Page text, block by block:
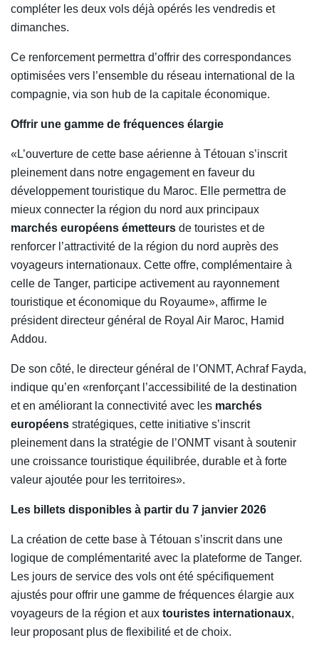
compléter les deux vols déjà opérés les vendredis et
dimanches.
Ce renforcement permettra d’offrir des correspondances
optimisées vers l’ensemble du réseau international de la
compagnie, via son hub de la capitale économique.
Offrir une gamme de fréquences élargie
«L’ouverture de cette base aérienne à Tétouan s’inscrit
pleinement dans notre engagement en faveur du
développement touristique du Maroc. Elle permettra de
mieux connecter la région du nord aux principaux
marchés européens émetteurs de touristes et de
renforcer l’attractivité de la région du nord auprès des
voyageurs internationaux. Cette offre, complémentaire à
celle de Tanger, participe activement au rayonnement
touristique et économique du Royaume», affirme le
président directeur général de Royal Air Maroc, Hamid
Addou.
De son côté, le directeur général de l’ONMT, Achraf Fayda,
indique qu’en «renforçant l’accessibilité de la destination
et en améliorant la connectivité avec les marchés
européens stratégiques, cette initiative s’inscrit
pleinement dans la stratégie de l’ONMT visant à soutenir
une croissance touristique équilibrée, durable et à forte
valeur ajoutée pour les territoires».
Les billets disponibles à partir du 7 janvier 2026
La création de cette base à Tétouan s’inscrit dans une
logique de complémentarité avec la plateforme de Tanger.
Les jours de service des vols ont été spécifiquement
ajustés pour offrir une gamme de fréquences élargie aux
voyageurs de la région et aux touristes internationaux,
leur proposant plus de flexibilité et de choix.